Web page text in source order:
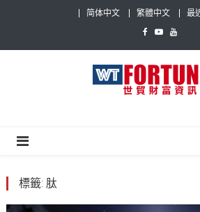
简体中文 繁體中文 最
標籤: 肽